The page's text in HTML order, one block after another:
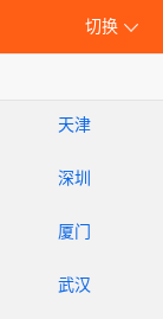
切换
天津
深圳
厦门
武汉